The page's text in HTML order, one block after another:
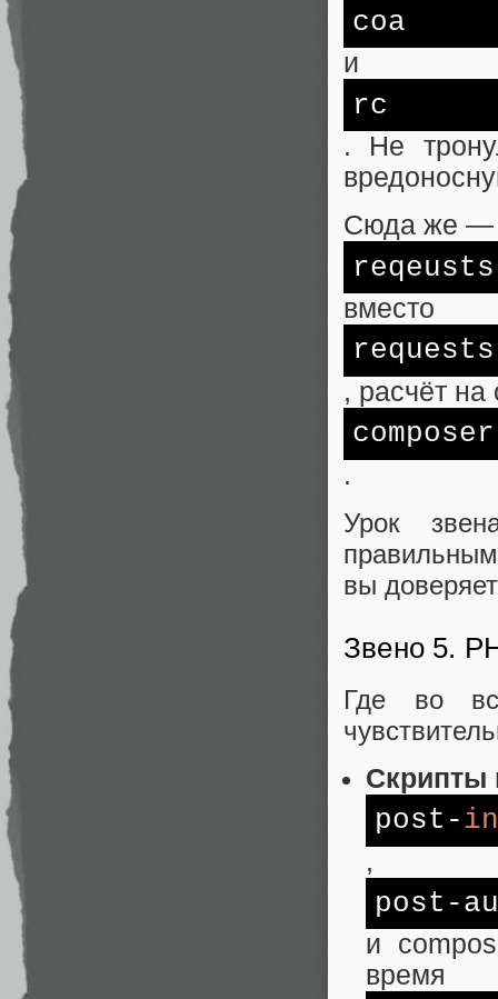
coa
и
rc
. Не
Сюда же
reqeusts
вместо
requests
, расчёт на
.
Урок
вы
Звено 5.
Где во
Скрипты
post-
,
post-
и
время